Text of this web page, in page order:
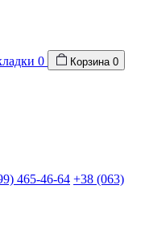
0 Корзина 0
465-46-64 +38 (063)